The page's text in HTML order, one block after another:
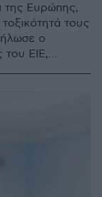
της Ευρώπης,
τους
ο
ΕΙΕ,